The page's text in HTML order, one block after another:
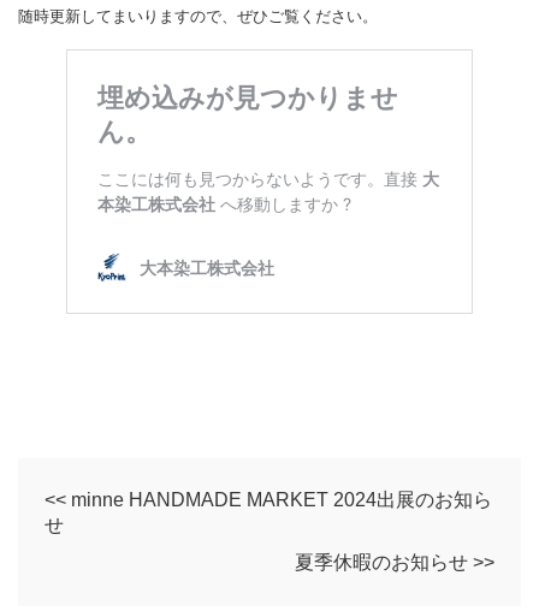
随時更新してまいりますので、ぜひご覧ください。
<< minne HANDMADE MARKET 2024出展のお知ら
せ
夏季休暇のお知らせ >>